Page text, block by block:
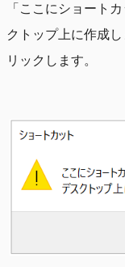
「ここにショート
クトップ上に作成
リックします。